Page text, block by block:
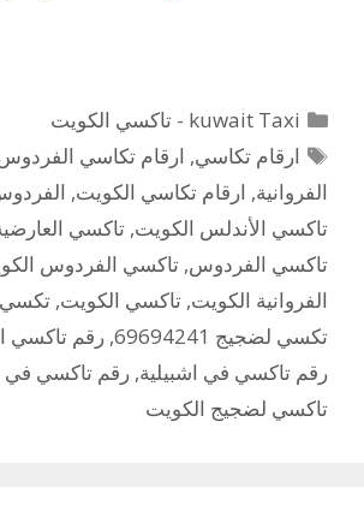
التصنيفات
kuwait Taxi - تاكسي الكويت
الوسوم
ارقام تكاسي, ارقام تكاسي
الفروانية, ارقام تكاسي الكويت,
تاكسي الأندلس الكويت, تاكسي العارضية
تاكسي الفردوس, تاكسي الفردوس
الفروانية الكويت, تاكسي الكويت, تكسي
تكسي لضجيج 69694241
, رقم تاكسي
رقم تاكسي في اشبيلية, رقم تاكسي في
تاكسي لضجيج الكويت